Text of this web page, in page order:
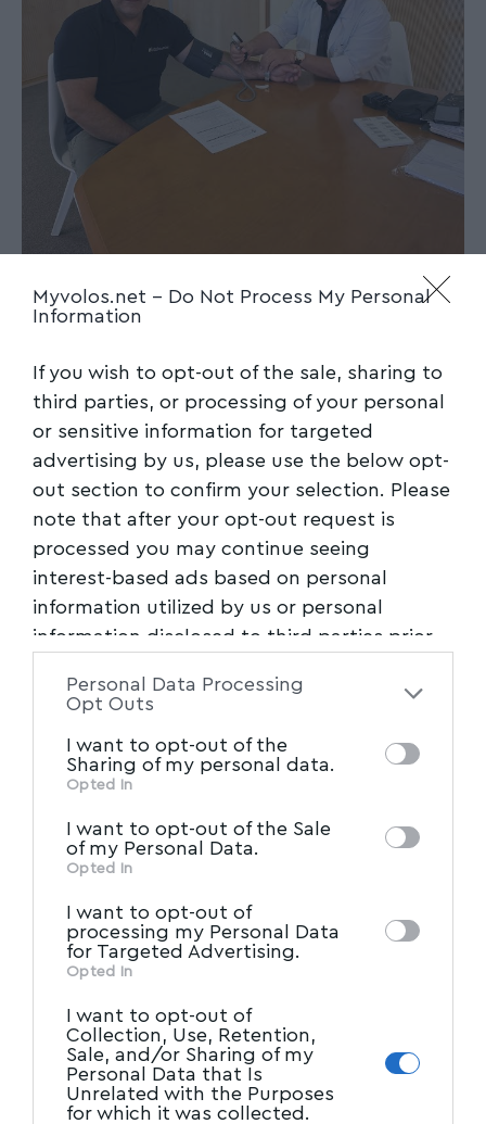
Myvolos.net - Do Not Process My Personal
Information
If you wish to opt-out of the sale, sharing to
third parties, or processing of your personal
or sensitive information for targeted
advertising by us, please use the below opt-
out section to confirm your selection. Please
note that after your opt-out request is
processed you may continue seeing
interest-based ads based on personal
information utilized by us or personal
information disclosed to third parties prior
of the further disclosure of your personal
of downstream participants. This
information may also be disclosed by us to
Participantsthat may further disclose it to
other third parties.
Personal Data Processing
Opt Outs
I want to opt-out of the
Sharing of my personal data.
Opted In
I want to opt-out of the Sale
of my Personal Data.
Opted In
I want to opt-out of
processing my Personal Data
for Targeted Advertising.
Opted In
I want to opt-out of
Collection, Use, Retention,
Sale, and/or Sharing of my
Personal Data that Is
Unrelated with the Purposes
for which it was collected.